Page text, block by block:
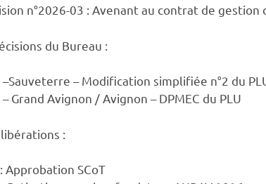
n°2026-03 : Avenant au contrat de gestion
du Bureau :
–Sauveterre – Modification simplifiée n°2 du
– Grand Avignon / Avignon – DPMEC du PLU
:
: Approbation SCoT